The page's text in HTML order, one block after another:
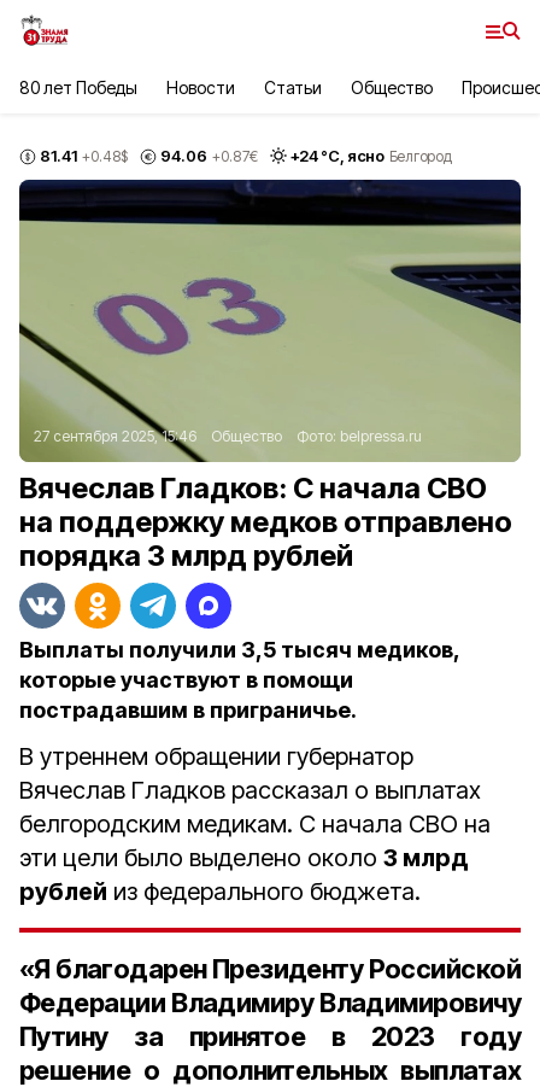
80 лет Победы Новости Статьи Общество
81.41 +0.48$ 94.06 +0.87€ +24°С, ясно Белгород
27 сентября 2025, 15:46 Общество Фото: belpressa.ru
Вячеслав Гладков: С начала СВО
на поддержку медков отправлено
порядка 3 млрд рублей
Выплаты получили 3,5 тысяч медиков,
которые участвуют в помощи
пострадавшим в приграничье.
В утреннем обращении губернатор
Вячеслав Гладков рассказал о выплатах
белгородским медикам. С начала СВО на
эти цели было выделено около 3 млрд
рублей из федерального бюджета.
«Я благодарен Президенту Российской
Федерации Владимиру Владимировичу
Путину за принятое в 2023 году
решение о дополнительных выплатах